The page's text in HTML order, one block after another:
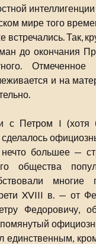
мире того
встречались. Так,
до окончания
Отмеченное
и на
с Петром I
большее —
общества
многие
XVIII в. — от
Федоровичу,
единственным,